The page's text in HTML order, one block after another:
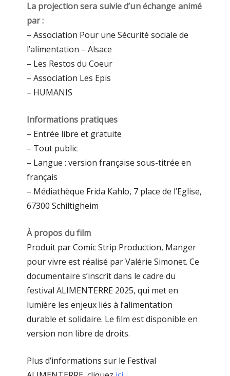
La projection sera suivie d’un échange animé
par :
– Association Pour une Sécurité sociale de
l’alimentation – Alsace
– Les Restos du Coeur
– Association Les Epis
– HUMANIS
Informations pratiques
– Entrée libre et gratuite
– Tout public
– Langue : version française sous-titrée en
français
– Médiathèque Frida Kahlo, 7 place de l’Eglise,
67300 Schiltigheim
À propos du film
Produit par Comic Strip Production, Manger
pour vivre est réalisé par Valérie Simonet. Ce
documentaire s’inscrit dans le cadre du
festival ALIMENTERRE 2025, qui met en
lumière les enjeux liés à l’alimentation
durable et solidaire. Le film est disponible en
version non libre de droits.
Plus d’informations sur le Festival